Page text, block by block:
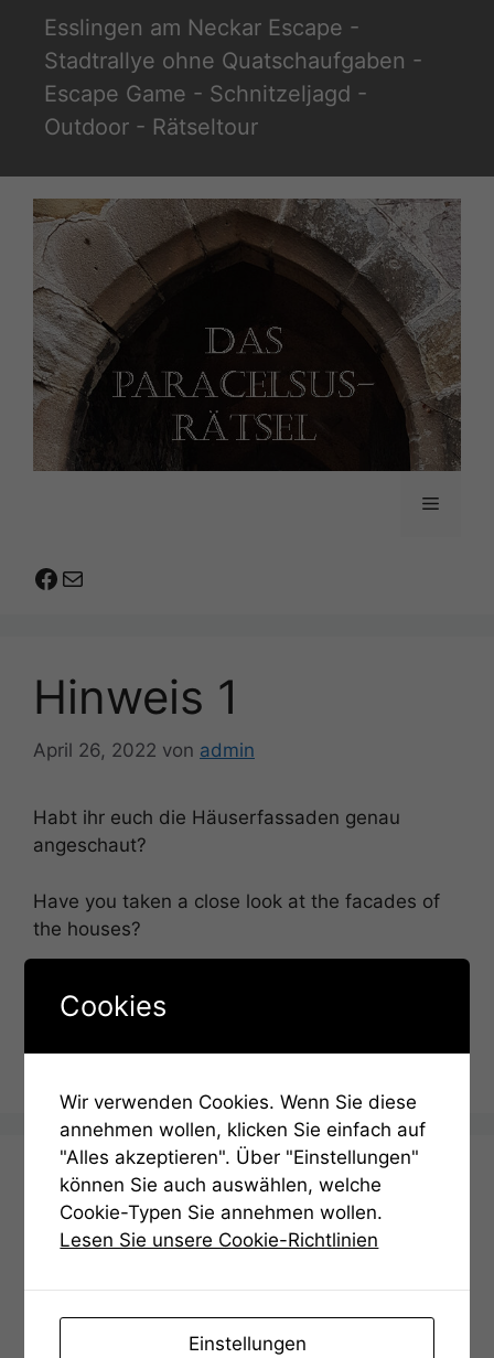
Inhalt
springen
Esslingen am Neckar Escape -
Stadtrallye ohne Quatschaufgaben -
Escape Game - Schnitzeljagd -
Outdoor - Rätseltour
Menü
Facebook
E-Mail
Hinweis 1
April 26, 2022 von admin
Habt ihr euch die Häuserfassaden genau
angeschaut?
Have you taken a close look at the facades of
the houses?
Kategorien
Hinweise
Deutsch (Englisch below)
Start der Stadtrallye
Das Rätsel der Raute
Römische Zahlen
Cookies
Wir verwenden Cookies. Wenn Sie diese
annehmen wollen, klicken Sie einfach auf
"Alles akzeptieren". Über "Einstellungen"
können Sie auch auswählen, welche
Cookie-Typen Sie annehmen wollen.
Lesen Sie unsere Cookie-Richtlinien
Einstellungen